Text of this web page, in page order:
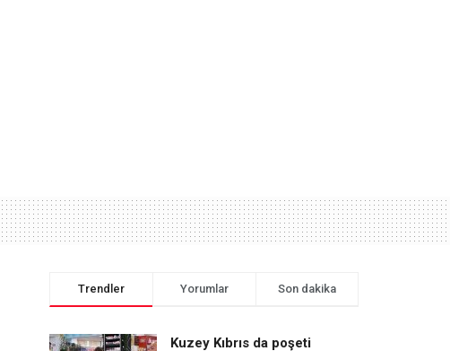
Trendler Yorumlar Son dakika
Kuzey Kıbrıs da poşeti